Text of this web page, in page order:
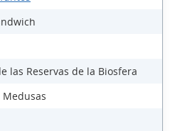
las Reservas de la Biosfera